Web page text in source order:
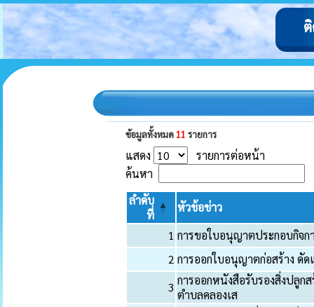
ข้อมูลทั้งหมด 11 รายการ
แสดง
รายการต่อหน้า
ค้นหา
ลำดับ
ที่
หัวข้อข่าว
1 การขอใบอนุญาตประกอบกิจ
2 การออกใบอนุญาตก่อสร้าง ดั
3 การออกหนังสือรับรองสิ่งปลูก
ตำบลคลองเส